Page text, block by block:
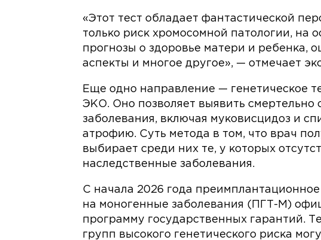
«Этот тест обладает фантастической
только риск хромосомной патологии, на
прогнозы о здоровье матери и ребенка,
аспекты и многое другое», — отмечает
Еще одно направление — генетическое
ЭКО. Оно позволяет выявить смертельно
заболевания, включая муковисцидоз и
атрофию. Суть метода в том, что врач
выбирает среди них те, у которых
наследственные заболевания.
С начала 2026 года
на моногенные заболевания (ПГТ-М)
программу государственных гарантий.
групп высокого генетического риска